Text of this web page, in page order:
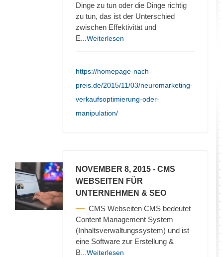
Dinge zu tun oder die Dinge richtig
zu tun, das ist der Unterschied
zwischen Effektivität und
E ...Weiterlesen
https://homepage-nach-
preis.de/2015/11/03/neuromarketing-
verkaufsoptimierung-oder-
manipulation/
NOVEMBER 8, 2015 - CMS
WEBSEITEN FÜR
UNTERNEHMEN & SEO
CMS Webseiten CMS bedeutet
Content Management System
(Inhaltsverwaltungssystem) und ist
eine Software zur Erstellung &
B ...Weiterlesen